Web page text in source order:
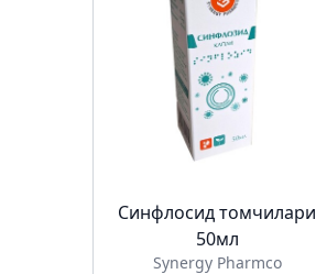
Синфлосид томчилари
50мл
Synergy Pharmco